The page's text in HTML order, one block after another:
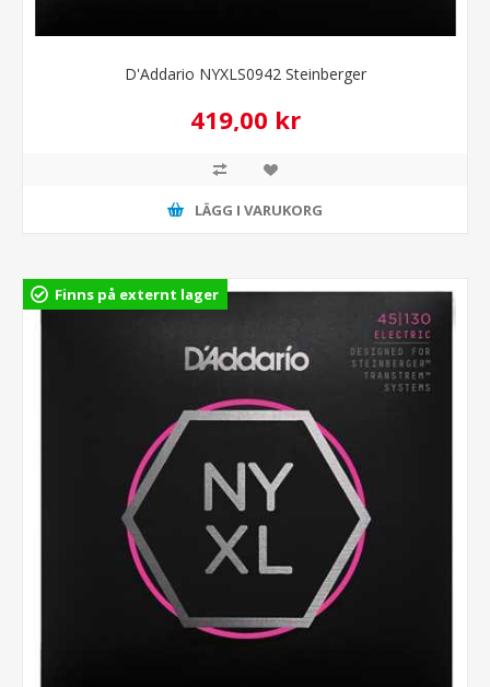
D'Addario NYXLS0942 Steinberger
419,00 kr
LÄGG I VARUKORG
Finns på externt lager